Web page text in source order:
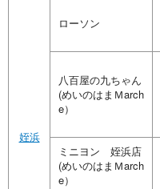
姪浜
ローソン
八百屋の九ちゃん
(めいのはまＭarch
e）
ミニヨン 姪浜店
(めいのはまＭarch
e）